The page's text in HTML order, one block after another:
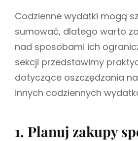
Codzienne wydatki mogą
sumować, dlatego warto
nad sposobami ich
sekcji przedstawimy
dotyczące oszczędzania
innych codziennych
1. Planuj zakupy